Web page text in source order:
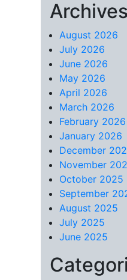
Skip to content
Archives
August 2026
July 2026
June 2026
May 2026
April 2026
March 2026
February 2026
January 2026
December
November
October 2025
September
August 2025
July 2025
June 2025